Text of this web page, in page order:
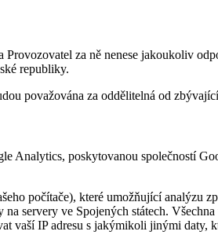
za ně nenese jakoukoliv
republiky.
považována za oddělitelná od
Analytics, poskytovanou společností
počítače), které umožňující analýzu
servery ve Spojených státech.
vaší IP adresu s jakýmikoli jinými